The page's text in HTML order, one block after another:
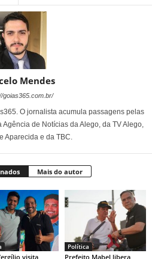
Mendes
goias365.com.br/
O jornalista acumula passagens pelas
de Notícias da Alego, da TV Alego,
Aparecida e da TBC.
Mais do autor
visita
Política
Prefeito Mabel libera